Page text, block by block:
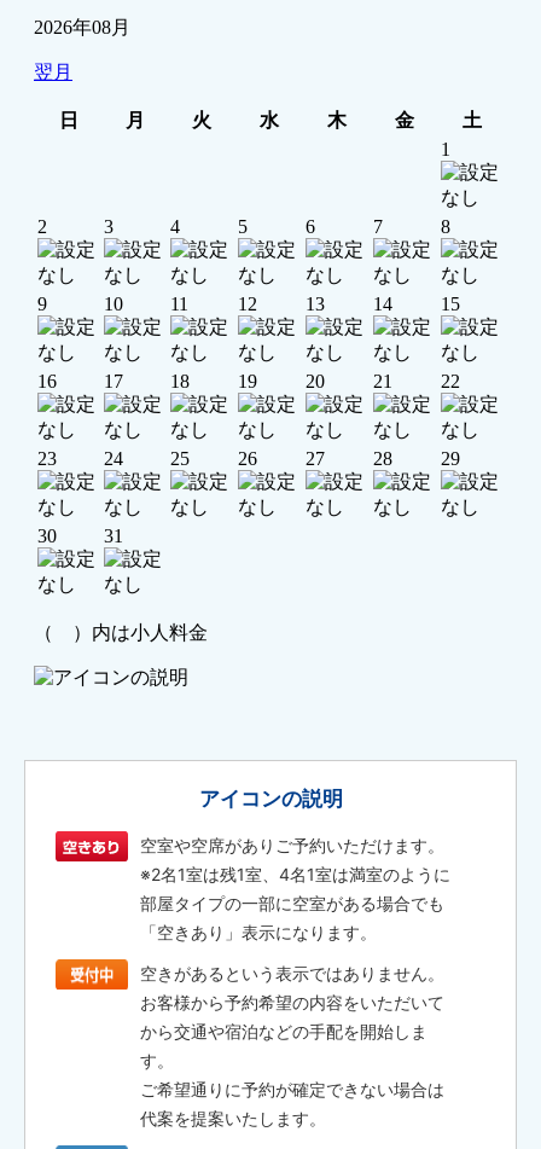
アイコンの説明
空室や空席がありご予約いただけます。
※2名1室は残1室、4名1室は満室のように
部屋タイプの一部に空室がある場合でも
「空きあり」表示になります。
空きがあるという表示ではありません。
お客様から予約希望の内容をいただいて
から交通や宿泊などの手配を開始しま
す。
ご希望通りに予約が確定できない場合は
代案を提案いたします。